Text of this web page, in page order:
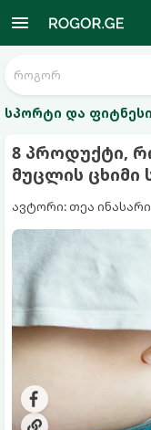
სპორტი და ფიტნესი
8 პროდუქტი,
მუცლის
ავტორი: თეა